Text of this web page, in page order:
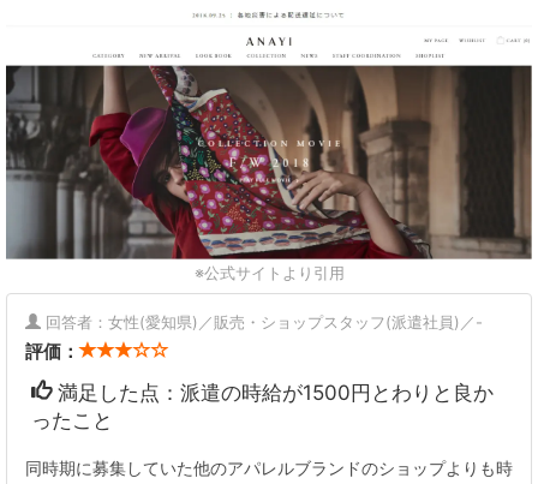
※公式サイトより引用
回答者：女性(愛知県)／販売・ショップスタッフ(派遣社員)／-
評価：
満足した点：派遣の時給が1500円とわりと良か
ったこと
同時期に募集していた他のアパレルブランドのショップよりも時